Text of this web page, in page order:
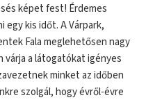
képet fest! Érdemes
kis időt. A Várpark,
Fala meglehetősen nagy
a látogatókat igényes
minket az időben
szolgál, hogy évről-évre